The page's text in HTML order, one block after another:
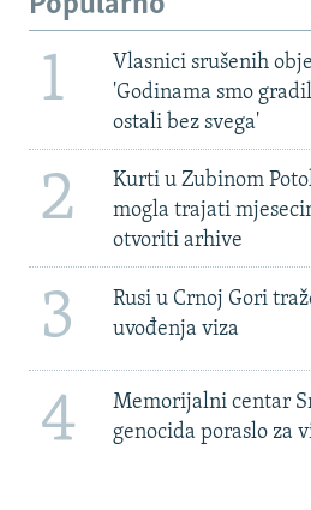
1
Vlasnici srušenih
'Godinama smo
ostali bez svega'
2
Kurti u Zubinom
mogla trajati
otvoriti arhive
3
Rusi u Crnoj Gori
uvođenja viza
4
Memorijalni centar
genocida poraslo za